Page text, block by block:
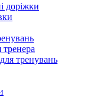
доріжки
тренувань